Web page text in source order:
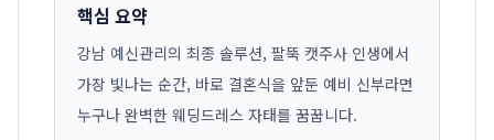
핵심 요약
강남 예신관리의 최종 솔루션, 팔뚝 캣주사 인생에서
가장 빛나는 순간, 바로 결혼식을 앞둔 예비 신부라면
누구나 완벽한 웨딩드레스 자태를 꿈꿉니다.